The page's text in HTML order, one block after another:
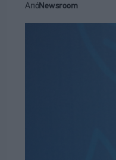
ΑπόNewsroom